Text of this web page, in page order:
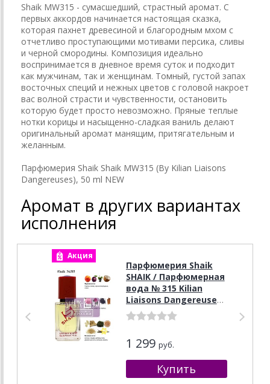
Shaik MW315 - сумасшедший, страстный аромат. С
первых аккордов начинается настоящая сказка,
которая пахнет древесиной и благородным мхом с
отчетливо проступающими мотивами персика, сливы
и черной смородины. Композиция идеально
воспринимается в дневное время суток и подходит
как мужчинам, так и женщинам. Томный, густой запах
восточных специй и нежных цветов с головой накроет
вас волной страсти и чувственности, остановить
которую будет просто невозможно. Пряные теплые
нотки корицы и насыщенно-сладкая ваниль делают
оригинальный аромат манящим, притягательным и
желанным.
Парфюмерия Shaik Shaik MW315 (By Kilian Liaisons
Dangereuses), 50 ml NEW
Аромат в других вариантах
исполнения
Акция
Парфюмерия Shaik
SHAIK / Парфюмерная
вода № 315 Kilian
Liaisons Dangereuses,
50 мл.
1 299 руб.